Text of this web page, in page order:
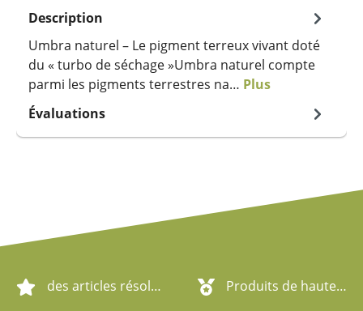
Description
Umbra naturel – Le pigment terreux vivant doté
du « turbo de séchage »Umbra naturel compte
parmi les pigments terrestres na… Plus
Évaluations
des articles résolument écologiques Produits de haute qualité